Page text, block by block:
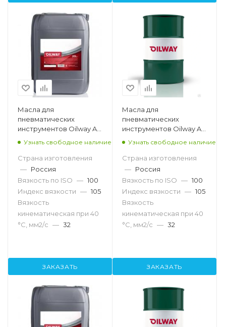
Масла для
пневматических
инструментов Oilway Air
Узнать свободное наличие
Страна изготовления
— Россия
Вязкость по ISO — 100
Индекс вязкости — 105
Вязкость
кинематическая при 40
°С, мм2/с — 32
ЗАКАЗАТЬ
Масла для
пневматических
инструментов Oilway Air
Tool 100, 216,5л
Узнать свободное наличие
Страна изготовления
— Россия
Вязкость по ISO — 100
Индекс вязкости — 105
Вязкость
кинематическая при 40
°С, мм2/с — 32
ЗАКАЗАТЬ